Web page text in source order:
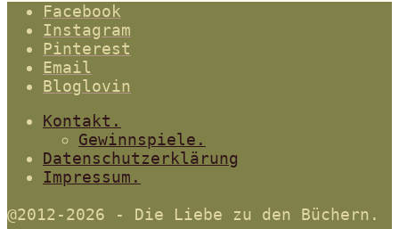
Facebook
Instagram
Pinterest
Email
Bloglovin
Kontakt.
Gewinnspiele.
Datenschutzerklärung
Impressum.
@2012-2026 - Die Liebe zu den Büchern.